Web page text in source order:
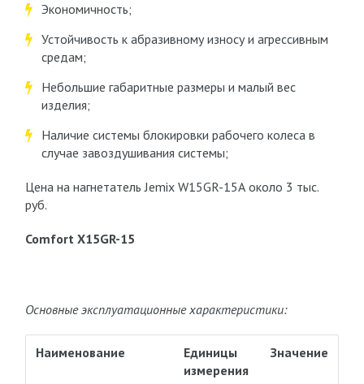
Экономичность;
Устойчивость к абразивному износу и агрессивным
средам;
Небольшие габаритные размеры и малый вес
изделия;
Наличие системы блокировки рабочего колеса в
случае завоздушивания системы;
Цена на нагнетатель Jemix W15GR-15А около 3 тыс.
руб.
Comfort X15GR-15
Основные эксплуатационные характеристики:
Наименование
Единицы
измерения
Значение